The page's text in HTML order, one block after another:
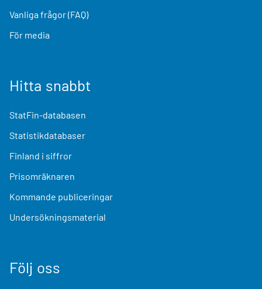
Vanliga frågor (FAQ)
För media
Hitta snabbt
StatFin-databasen
Statistikdatabaser
Finland i siffror
Prisomräknaren
Kommande publiceringar
Undersökningsmaterial
Följ oss